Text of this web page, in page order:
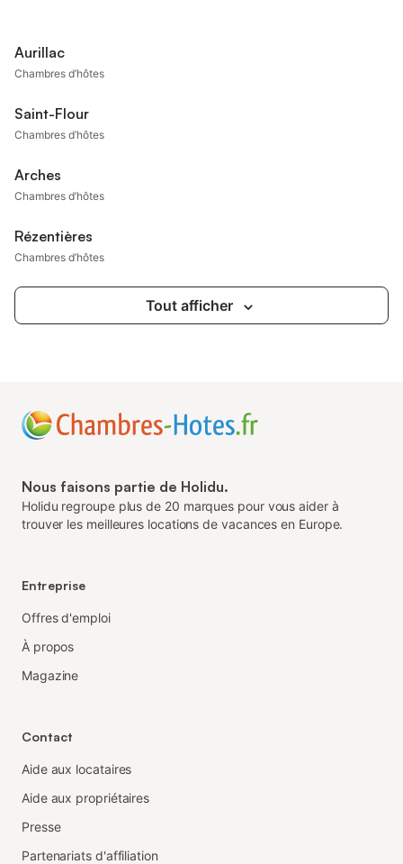
Aurillac
Chambres d’hôtes
Saint-Flour
Chambres d’hôtes
Arches
Chambres d’hôtes
Rézentières
Chambres d’hôtes
Tout afficher
Nous faisons partie de Holidu.
Holidu regroupe plus de 20 marques pour vous aider à
trouver les meilleures locations de vacances en Europe.
Entreprise
Offres d'emploi
À propos
Magazine
Contact
Aide aux locataires
Aide aux propriétaires
Presse
Partenariats d'affiliation